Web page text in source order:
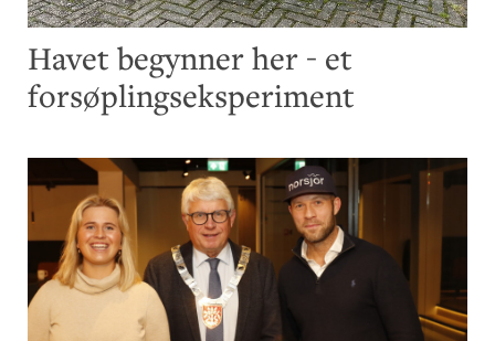
Havet begynner her - et
forsøplingseksperiment